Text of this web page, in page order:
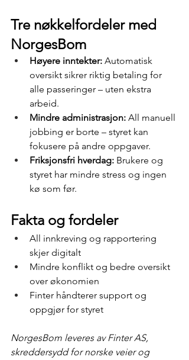
Tre nøkkelfordeler med
NorgesBom
Høyere inntekter: Automatisk
oversikt sikrer riktig betaling for
alle passeringer – uten ekstra
arbeid.
Mindre administrasjon: All manuell
jobbing er borte – styret kan
fokusere på andre oppgaver.
Friksjonsfri hverdag: Brukere og
styret har mindre stress og ingen
kø som før.
Fakta og fordeler
All innkreving og rapportering
skjer digitalt
Mindre konflikt og bedre oversikt
over økonomien
Finter håndterer support og
oppgjør for styret
NorgesBom leveres av Finter AS,
skreddersydd for norske veier og